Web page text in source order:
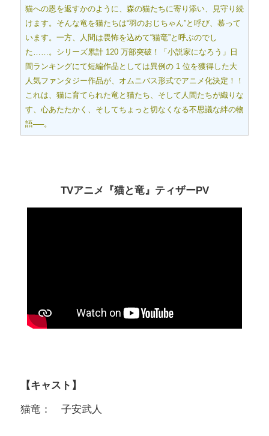
猫への恩を返すかのように、森の猫たちに寄り添い、見守り続
けます。そんな竜を猫たちは“羽のおじちゃん”と呼び、慕って
います。一方、人間は畏怖を込めて“猫竜”と呼ぶのでし
た……。シリーズ累計 120 万部突破！「小説家になろう」日
間ランキングにて短編作品としては異例の 1 位を獲得した大
人気ファンタジー作品が、オムニバス形式でアニメ化決定！！
これは、猫に育てられた竜と猫たち、そして人間たちが織りな
す、心あたたかく、そしてちょっと切なくなる不思議な絆の物
語──。
TVアニメ『猫と竜』ティザーPV
【キャスト】
猫竜： 子安武人